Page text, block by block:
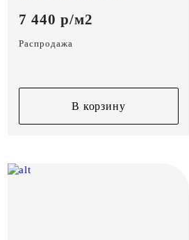
7 440 р/м2
Распродажа
В корзину